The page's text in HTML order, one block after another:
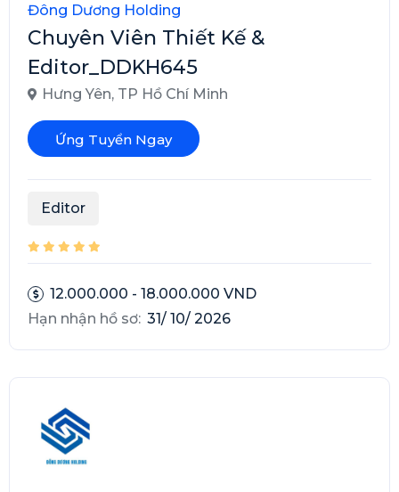
Đông Dương Holding
Chuyên Viên Thiết Kế &
Editor_DDKH645
Hưng Yên, TP Hồ Chí Minh
Ứng Tuyển Ngay
Editor
12.000.000 - 18.000.000 VND
Hạn nhận hồ sơ: 31/ 10/ 2026